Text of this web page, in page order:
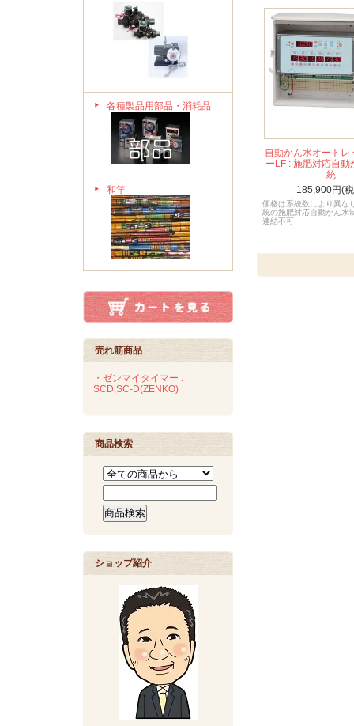
各種製品用部品・消耗品
和竿
売れ筋商品
・ゼンマイタイマー :
SCD,SC-D(ZENKO)
商品検索
ショップ紹介
自動かん水オートレ
ーLF : 施肥対応自動
統
185,900円(
価格は系統数により異
統の施肥対応自動かん
連結不可